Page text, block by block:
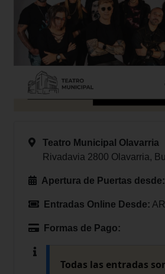
Teatro Municipal Olavarria
Rivadavia 2800 Olavarria,
Apertura de Puertas desde:
Entradas Online Desde:
Formas de Pago:
Todas las entradas